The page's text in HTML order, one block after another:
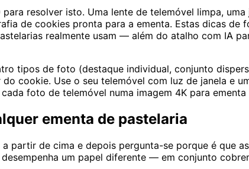
resolver isto. Uma lente de telemóvel limpa,
de cookies pronta para a ementa. Estas dicas
realmente usam — além do atalho com IA
tipos de foto (destaque individual, conjunto
cookie. Use o seu telemóvel com luz de janela e
foto de telemóvel numa imagem 4K para
ementa de pastelaria
partir de cima e depois pergunta-se porque é que
um papel diferente — em conjunto